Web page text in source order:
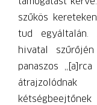
szűkös
tud egyáltalán.
hivatal
panaszos